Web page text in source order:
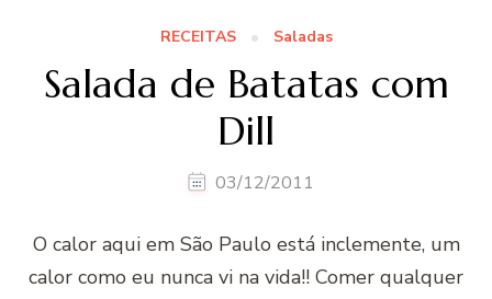
RECEITAS Saladas
Salada de Batatas com
Dill
03/12/2011
O calor aqui em São Paulo está inclemente, um
calor como eu nunca vi na vida!! Comer qualquer